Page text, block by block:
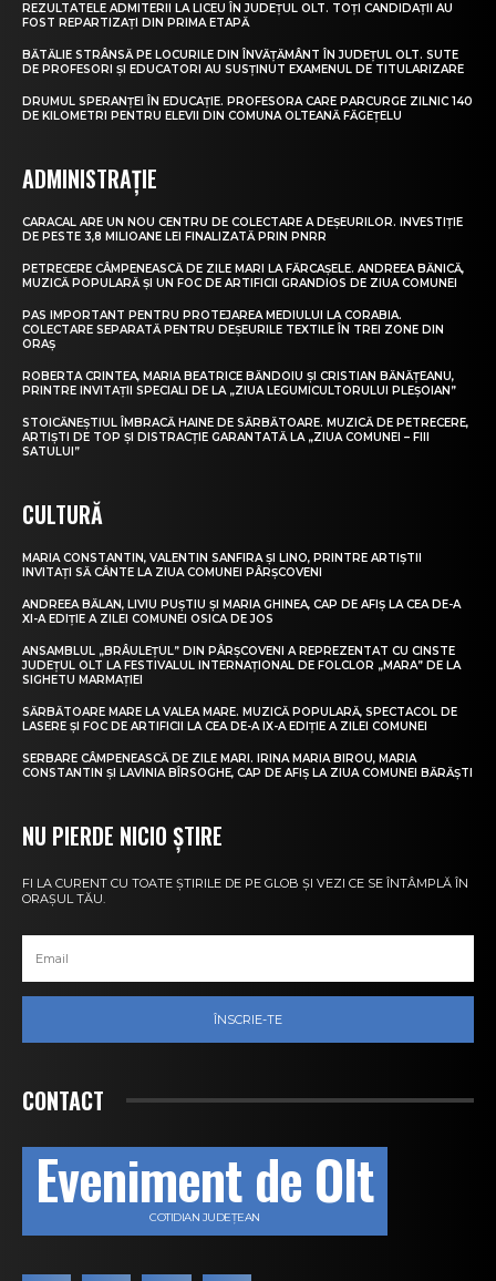
REZULTATELE ADMITERII LA LICEU ÎN JUDEȚUL OLT. TOȚI CANDIDAȚII AU
FOST REPARTIZAȚI DIN PRIMA ETAPĂ
BĂTĂLIE STRÂNSĂ PE LOCURILE DIN ÎNVĂȚĂMÂNT ÎN JUDEȚUL OLT. SUTE
DE PROFESORI ȘI EDUCATORI AU SUSȚINUT EXAMENUL DE TITULARIZARE
DRUMUL SPERANȚEI ÎN EDUCAȚIE. PROFESORA CARE PARCURGE ZILNIC 140
DE KILOMETRI PENTRU ELEVII DIN COMUNA OLTEANĂ FĂGEȚELU
ADMINISTRAȚIE
CARACAL ARE UN NOU CENTRU DE COLECTARE A DEȘEURILOR. INVESTIȚIE
DE PESTE 3,8 MILIOANE LEI FINALIZATĂ PRIN PNRR
PETRECERE CÂMPENEASCĂ DE ZILE MARI LA FĂRCAȘELE. ANDREEA BĂNICĂ,
MUZICĂ POPULARĂ ȘI UN FOC DE ARTIFICII GRANDIOS DE ZIUA COMUNEI
PAS IMPORTANT PENTRU PROTEJAREA MEDIULUI LA CORABIA.
COLECTARE SEPARATĂ PENTRU DEȘEURILE TEXTILE ÎN TREI ZONE DIN
ORAȘ
ROBERTA CRINTEA, MARIA BEATRICE BĂNDOIU ȘI CRISTIAN BĂNĂȚEANU,
PRINTRE INVITAȚII SPECIALI DE LA „ZIUA LEGUMICULTORULUI PLEȘOIAN”
STOICĂNEȘTIUL ÎMBRACĂ HAINE DE SĂRBĂTOARE. MUZICĂ DE PETRECERE,
ARTIȘTI DE TOP ȘI DISTRACȚIE GARANTATĂ LA „ZIUA COMUNEI – FIII
SATULUI”
CULTURĂ
MARIA CONSTANTIN, VALENTIN SANFIRA ȘI LINO, PRINTRE ARTIȘTII
INVITAȚI SĂ CÂNTE LA ZIUA COMUNEI PÂRȘCOVENI
ANDREEA BĂLAN, LIVIU PUȘTIU ȘI MARIA GHINEA, CAP DE AFIȘ LA CEA DE-A
XI-A EDIȚIE A ZILEI COMUNEI OSICA DE JOS
ANSAMBLUL „BRÂULEȚUL” DIN PÂRȘCOVENI A REPREZENTAT CU CINSTE
JUDEȚUL OLT LA FESTIVALUL INTERNAȚIONAL DE FOLCLOR „MARA” DE LA
SIGHETU MARMAȚIEI
SĂRBĂTOARE MARE LA VALEA MARE. MUZICĂ POPULARĂ, SPECTACOL DE
LASERE ȘI FOC DE ARTIFICII LA CEA DE-A IX-A EDIȚIE A ZILEI COMUNEI
SERBARE CÂMPENEASCĂ DE ZILE MARI. IRINA MARIA BIROU, MARIA
CONSTANTIN ȘI LAVINIA BÎRSOGHE, CAP DE AFIȘ LA ZIUA COMUNEI BĂRĂȘTI
NU PIERDE NICIO ȘTIRE
FI LA CURENT CU TOATE ȘTIRILE DE PE GLOB ȘI VEZI CE SE ÎNTÂMPLĂ ÎN
ORAȘUL TĂU.
ÎNSCRIE-TE
CONTACT
Eveniment de Olt
COTIDIAN JUDEȚEAN